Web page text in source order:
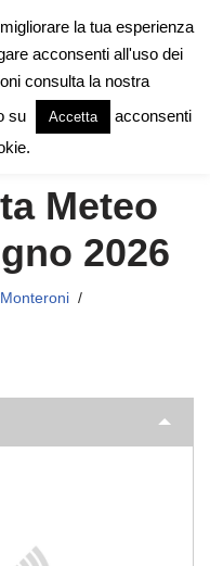
2 e 3 giugno 2026
Meteo
2026
la tua esperienza
acconsenti all'uso dei
consulta la nostra
su Accetta
acconsenti